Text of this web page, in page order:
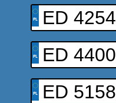
ED 4254
ED 4400
ED 5158